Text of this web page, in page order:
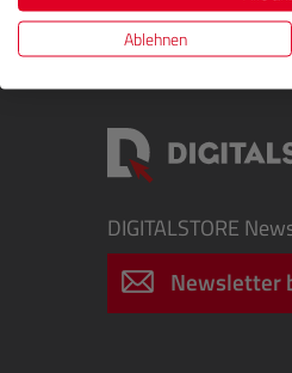
sorgen für eine
DIGITALSTORE
Newsletter
Ablehnen